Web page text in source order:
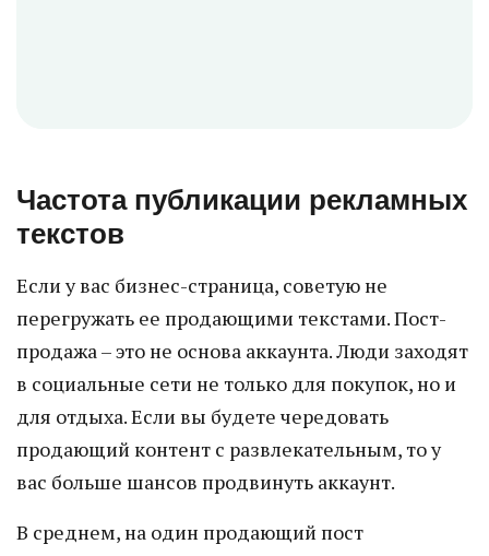
Частота публикации рекламных
текстов
Если у вас бизнес-страница, советую не
перегружать ее продающими текстами. Пост-
продажа – это не основа аккаунта. Люди заходят
в социальные сети не только для покупок, но и
для отдыха. Если вы будете чередовать
продающий контент с развлекательным, то у
вас больше шансов продвинуть аккаунт.
В среднем, на один продающий пост